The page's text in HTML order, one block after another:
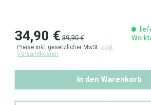
34,90 €39,90 €
Preise inkl. gesetzlicher MwSt. zzgl.
Versandkosten
In den Warenkorb